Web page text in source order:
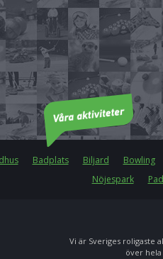
Badplats Biljard Bowling
Nöjespark
Vi är Sveriges roligaste
över